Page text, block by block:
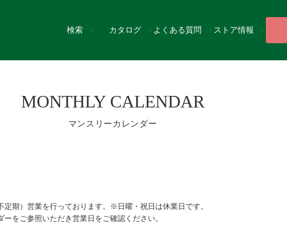
検索 カタログ よくある質問 ストア情報
MONTHLY CALENDAR
マンスリーカレンダー
期）営業を行っております。※日曜・祝日は休業日です。
をご参照いただき営業日をご確認ください。